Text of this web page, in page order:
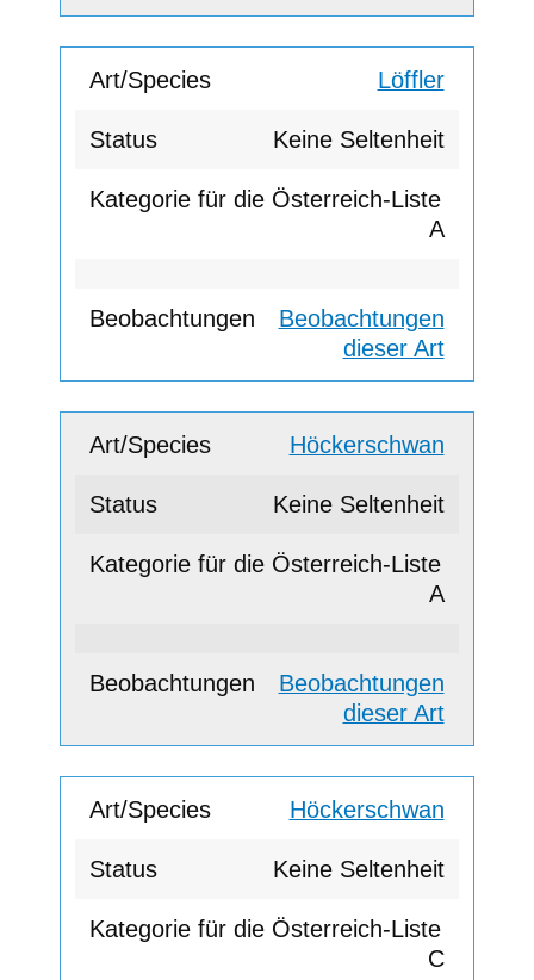
Löffler
Keine Seltenheit
A
Beobachtungen
dieser Art
Höckerschwan
Keine Seltenheit
A
Beobachtungen
dieser Art
Höckerschwan
Keine Seltenheit
C